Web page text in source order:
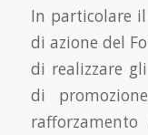
In particolare
di azione del
di realizzare
di